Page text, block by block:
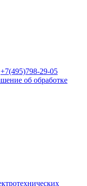
+7(495)798-29-05
об обработке